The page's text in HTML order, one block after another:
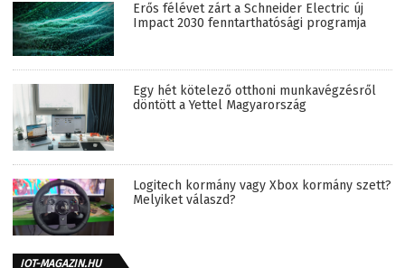
Erős félévet zárt a Schneider Electric új
Impact 2030 fenntarthatósági programja
Egy hét kötelező otthoni munkavégzésről
döntött a Yettel Magyarország
Logitech kormány vagy Xbox kormány szett?
Melyiket válaszd?
IOT-MAGAZIN.HU